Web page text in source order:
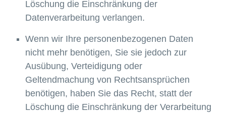
Löschung die Einschränkung der
Datenverarbeitung verlangen.
Wenn wir Ihre personenbezogenen Daten
nicht mehr benötigen, Sie sie jedoch zur
Ausübung, Verteidigung oder
Geltendmachung von Rechtsansprüchen
benötigen, haben Sie das Recht, statt der
Löschung die Einschränkung der Verarbeitung